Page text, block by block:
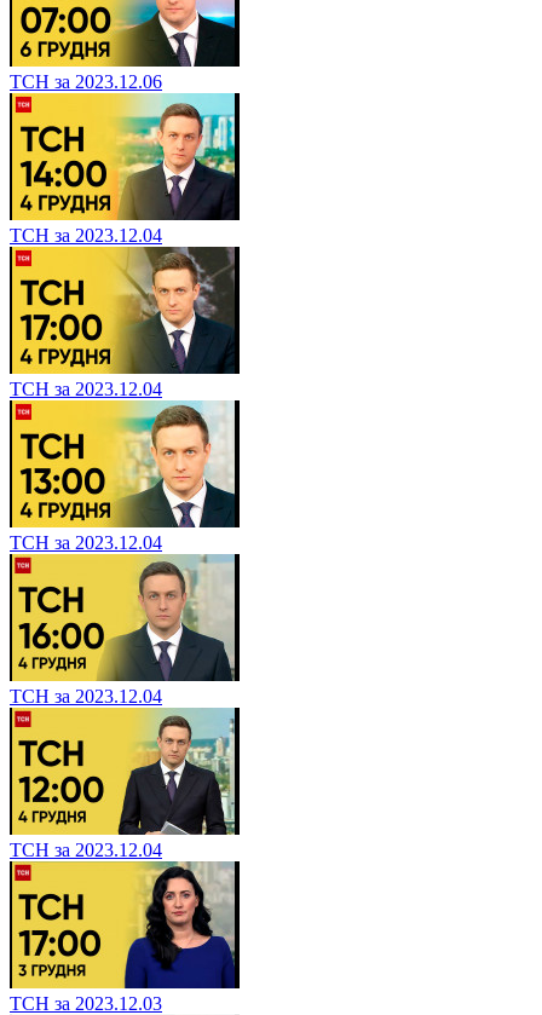
ТСН за 2023.12.06
ТСН за 2023.12.04
ТСН за 2023.12.04
ТСН за 2023.12.04
ТСН за 2023.12.04
ТСН за 2023.12.04
ТСН за 2023.12.03